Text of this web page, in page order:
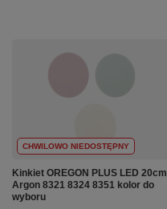
CHWILOWO NIEDOSTĘPNY
Kinkiet OREGON PLUS LED 20cm
Argon 8321 8324 8351 kolor do
wyboru